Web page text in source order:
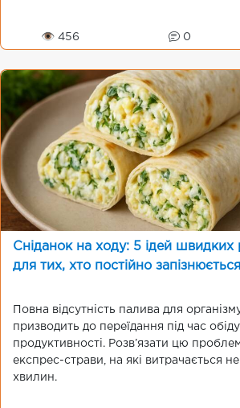
👁 456 0
Сніданок на ходу: 5 ідей швидких
для тих, хто постійно запізнюється
Повна відсутність палива для
призводить до переїдання під час
продуктивності. Розв’язати цю
експрес-страви, на які витрачається
хвилин.